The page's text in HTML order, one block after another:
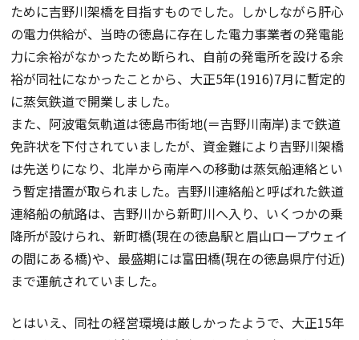
ために吉野川架橋を目指すものでした。しかしながら肝心
の電力供給が、当時の徳島に存在した電力事業者の発電能
力に余裕がなかったため断られ、自前の発電所を設ける余
裕が同社になかったことから、大正5年(1916)7月に暫定的
に蒸気鉄道で開業しました。
また、阿波電気軌道は徳島市街地(＝吉野川南岸)まで鉄道
免許状を下付されていましたが、資金難により吉野川架橋
は先送りになり、北岸から南岸への移動は蒸気船連絡とい
う暫定措置が取られました。吉野川連絡船と呼ばれた鉄道
連絡船の航路は、吉野川から新町川へ入り、いくつかの乗
降所が設けられ、新町橋(現在の徳島駅と眉山ロープウェイ
の間にある橋)や、最盛期には富田橋(現在の徳島県庁付近)
まで運航されていました。
とはいえ、同社の経営環境は厳しかったようで、大正15年